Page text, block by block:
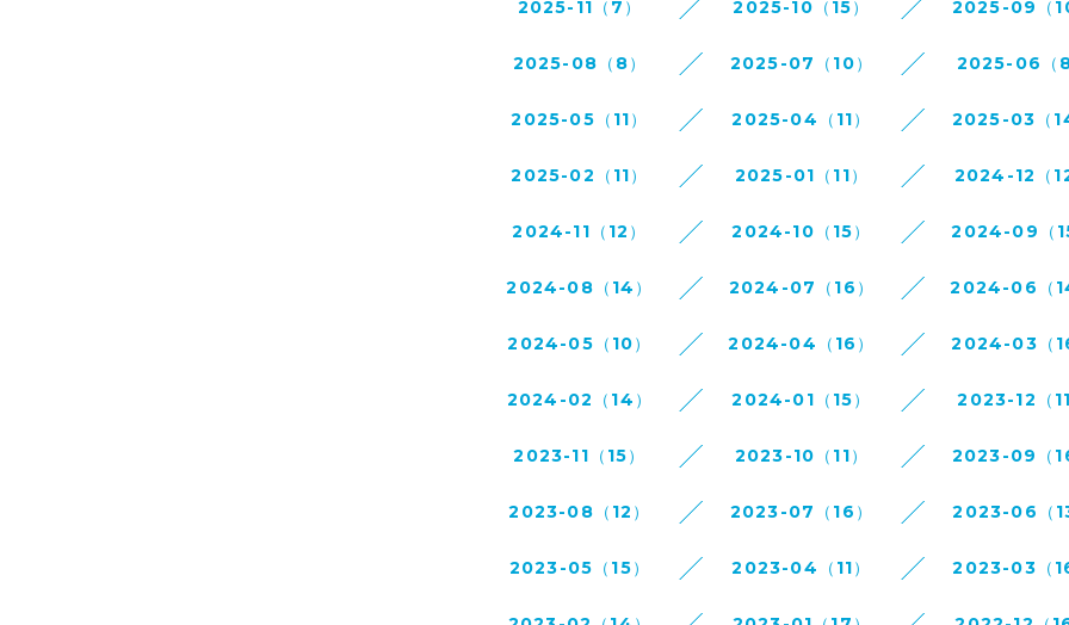
2025-11（7） 2025-10（15） 2025-09（10
2025-08（8） 2025-07（10） 2025-06（8
2025-05（11） 2025-04（11） 2025-03（14
2025-02（11） 2025-01（11） 2024-12（12
2024-11（12） 2024-10（15） 2024-09（
2024-08（14） 2024-07（16） 2024-06（
2024-05（10） 2024-04（16） 2024-03（
2024-02（14） 2024-01（15） 2023-12（11
2023-11（15） 2023-10（11） 2023-09（16
2023-08（12） 2023-07（16） 2023-06（13
2023-05（15） 2023-04（11） 2023-03（16